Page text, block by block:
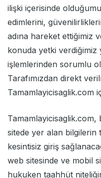
ilişki içerisinde
edimlerini,
adına hareket ettiğimiz
konuda yetki verdiğimiz
işlemlerinden sorumlu
Tarafımızdan direkt
Tamamlayicisaglik.com
sitede yer alan
kesintisiz giriş
web sitesinde ve mobil
hukuken taahhüt